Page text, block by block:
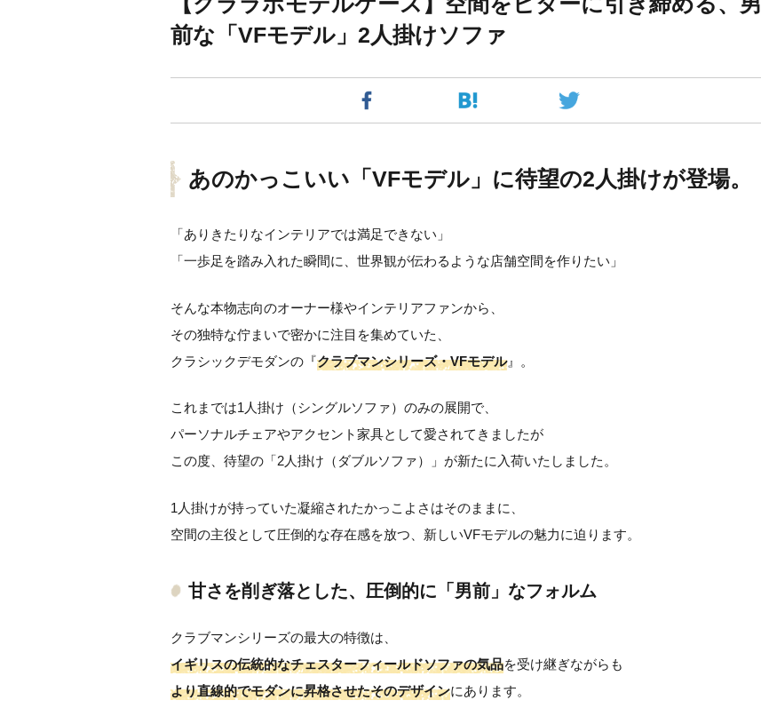
前な「VFモデル」2人掛けソファ
あのかっこいい「VFモデル」に待望の2人掛けが登場。
「ありきたりなインテリアでは満足できない」
「一歩足を踏み入れた瞬間に、世界観が伝わるような店舗空間を作りたい」
そんな本物志向のオーナー様やインテリアファンから、
その独特な佇まいで密かに注目を集めていた、
クラシックデモダンの『クラブマンシリーズ・VFモデル』。
これまでは1人掛け（シングルソファ）のみの展開で、
パーソナルチェアやアクセント家具として愛されてきましたが
この度、待望の「2人掛け（ダブルソファ）」が新たに入荷いたしました。
1人掛けが持っていた凝縮されたかっこよさはそのままに、
空間の主役として圧倒的な存在感を放つ、新しいVFモデルの魅力に迫ります。
甘さを削ぎ落とした、圧倒的に「男前」なフォルム
クラブマンシリーズの最大の特徴は、
イギリスの伝統的なチェスターフィールドソファの気品を受け継ぎながらも
より直線的でモダンに昇格させたそのデザインにあります。